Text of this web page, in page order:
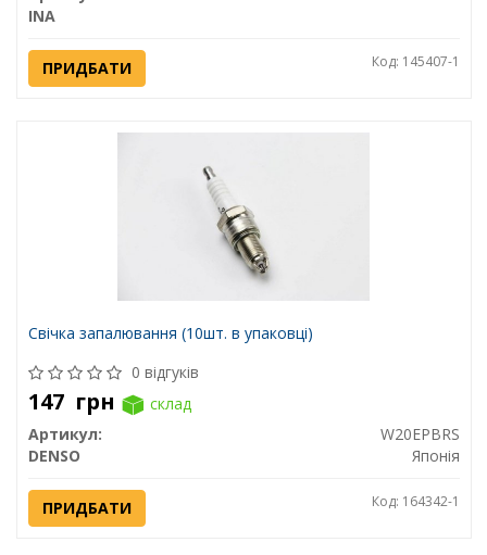
INA
ПРИДБАТИ Код: 145407-1
Свічка запалювання (10шт. в упаковці)
0 відгуків
147 грн
склад
Артикул:
W20EPBRS
DENSO
Японія
ПРИДБАТИ Код: 164342-1